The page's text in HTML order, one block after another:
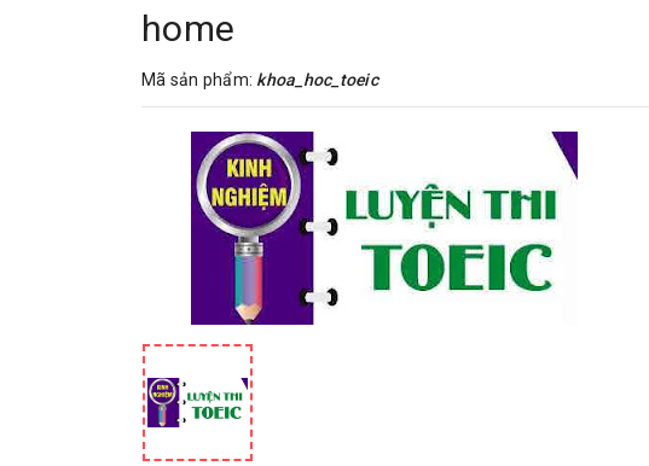
home
Mã sản phẩm: khoa_hoc_toeic